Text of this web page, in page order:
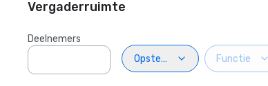
Vergaderruimte
Deelnemers
Opstelling
Functie